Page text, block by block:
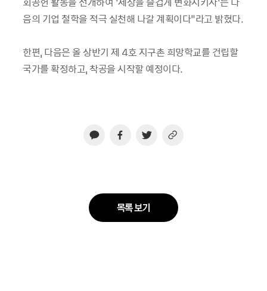
음의 기업 철학을 적극 실천해 나갈 계획이다”라고 밝혔다.
한편, 다음은 올 상반기 제 4호 지구촌 희망학교를 건립할
국가를 확정하고, 착공을 시작할 예정이다.
목록 보기